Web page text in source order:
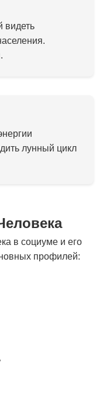
видеть
лунный цикл
в социуме и его
профилей: